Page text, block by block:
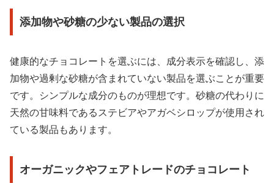
添加物や砂糖の少ない製品の選択
健康的なチョコレートを選ぶには、成分表示を確認し、添
加物や過剰な砂糖が含まれていない製品を選ぶことが重要
です。シンプルな成分のものが理想です。砂糖の代わりに
天然の甘味料であるステビアやアガベシロップが使用され
ている製品もあります。
オーガニックやフェアトレードのチョコレート